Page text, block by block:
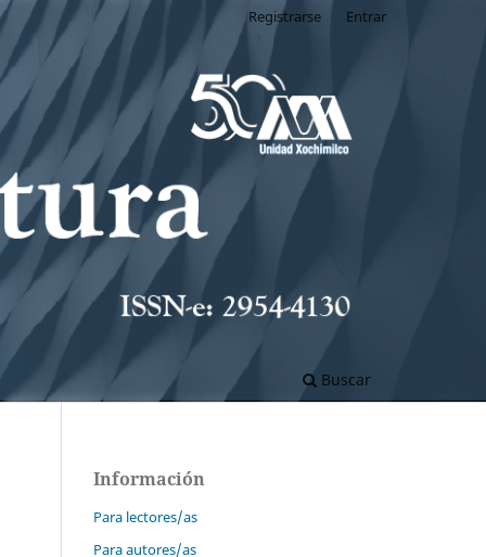
Buscar
Registrarse Entrar
Información
Para lectores/as
Para autores/as